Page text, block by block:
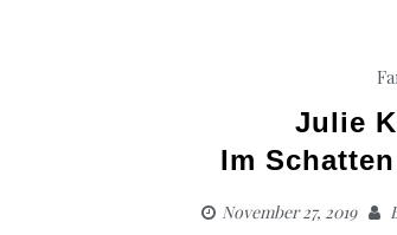
Julie
Im
November 27, 2019